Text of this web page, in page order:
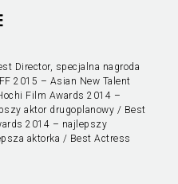
Director, specjalna nagroda
2015 – Asian New Talent
Film Awards 2014 –
aktor drugoplanowy / Best
2014 – najlepszy
aktorka / Best Actress